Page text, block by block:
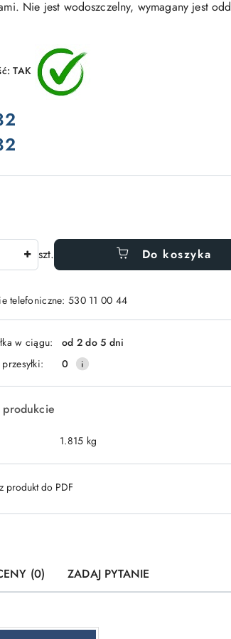
Nie jest wodoszczelny, wymagany jest
TAK
szt. Do koszyka
telefoniczne: 530 11 00 44
w ciągu:
od 2 do 5 dni
0
1.815 kg
produkt do PDF
(0) ZADAJ PYTANIE